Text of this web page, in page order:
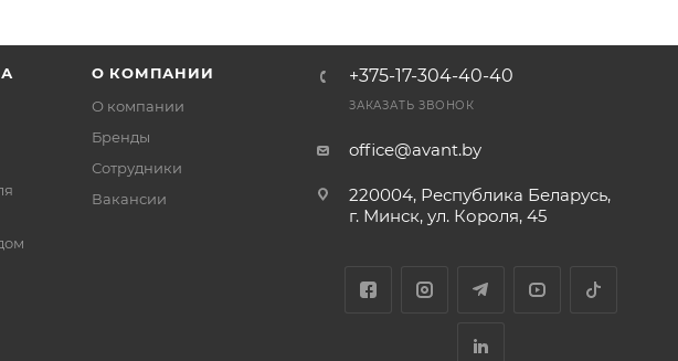
О КОМПАНИИ
О компании
Бренды
Сотрудники
Вакансии
+375-17-304-40-40
ЗАКАЗАТЬ ЗВОНОК
office@avant.by
220004, Республика Беларусь,
г. Минск, ул. Короля, 45